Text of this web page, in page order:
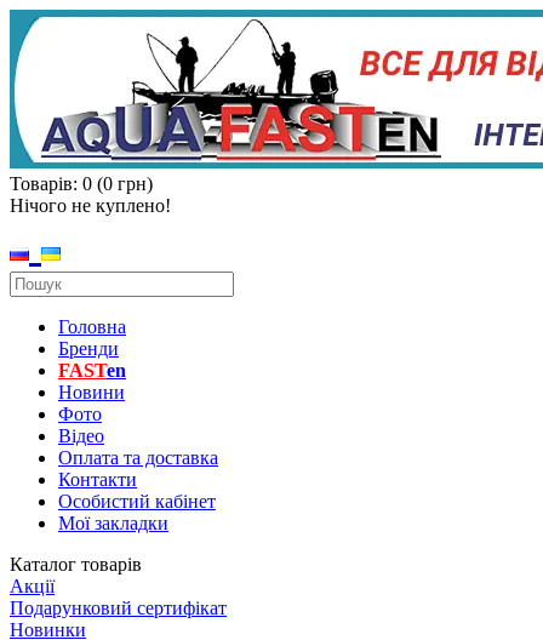
Товарів: 0 (0 грн)
Нічого не куплено!
Головна
Бренди
FASTen
Новини
Фото
Відео
Оплата та доставка
Контакти
Особистий кабінет
Мої закладки
Каталог товарів
Акції
Подарунковий сертифікат
Новинки